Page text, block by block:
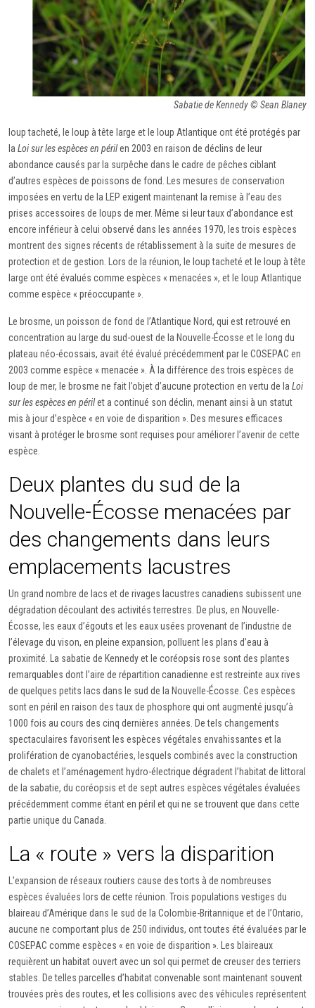
Sabatie de Kennedy © Sean Blaney
loup tacheté, le loup à tête large et le loup Atlantique ont été protégés par
la Loi sur les espèces en périlen 2003 en raison de déclins de leur
abondance causés par la surpêche dans le cadre de pêches ciblant
d’autres espèces de poissons de fond. Les mesures de conservation
imposées en vertu de la LEP exigent maintenant la remise à l’eau des
prises accessoires de loups de mer. Même si leur taux d’abondance est
encore inférieur à celui observé dans les années 1970, les trois espèces
montrent des signes récents de rétablissement à la suite de mesures de
protection et de gestion. Lors de la réunion, le loup tacheté et le loup à tête
large ont été évalués comme espèces « menacées », et le loup Atlantique
comme espèce « préoccupante ».
Le brosme, un poisson de fond de l’Atlantique Nord, qui est retrouvé en
concentration au large du sud-ouest de la Nouvelle-Écosse et le long du
plateau néo-écossais, avait été évalué précédemment par le COSEPAC en
2003 comme espèce « menacée ». À la différence des trois espèces de
loup de mer, le brosme ne fait l’objet d’aucune protection en vertu de la Loi
sur les espèces en périlet a continué son déclin, menant ainsi à un statut
mis à jour d’espèce « en voie de disparition ». Des mesures efficaces
visant à protéger le brosme sont requises pour améliorer l’avenir de cette
espèce.
Deux plantes du sud de la
Nouvelle-Écosse menacées par
des changements dans leurs
emplacements lacustres
Un grand nombre de lacs et de rivages lacustres canadiens subissent une
dégradation découlant des activités terrestres. De plus, en Nouvelle-
Écosse, les eaux d’égouts et les eaux usées provenant de l’industrie de
l’élevage du vison, en pleine expansion, polluent les plans d’eau à
proximité. La sabatie de Kennedy et le coréopsis rose sont des plantes
remarquables dont l’aire de répartition canadienne est restreinte aux rives
de quelques petits lacs dans le sud de la Nouvelle-Écosse. Ces espèces
sont en péril en raison des taux de phosphore qui ont augmenté jusqu’à
1000 fois au cours des cinq dernières années. De tels changements
spectaculaires favorisent les espèces végétales envahissantes et la
prolifération de cyanobactéries, lesquels combinés avec la construction
de chalets et l’aménagement hydro-électrique dégradent l’habitat de littoral
de la sabatie, du coréopsis et de sept autres espèces végétales évaluées
précédemment comme étant en péril et qui ne se trouvent que dans cette
partie unique du Canada.
La « route » vers la disparition
L’expansion de réseaux routiers cause des torts à de nombreuses
espèces évaluées lors de cette réunion. Trois populations vestiges du
blaireau d’Amérique dans le sud de la Colombie-Britannique et de l’Ontario,
aucune ne comportant plus de 250 individus, ont toutes été évaluées par le
COSEPAC comme espèces « en voie de disparition ». Les blaireaux
requièrent un habitat ouvert avec un sol qui permet de creuser des terriers
stables. De telles parcelles d’habitat convenable sont maintenant souvent
trouvées près des routes, et les collisions avec des véhicules représentent